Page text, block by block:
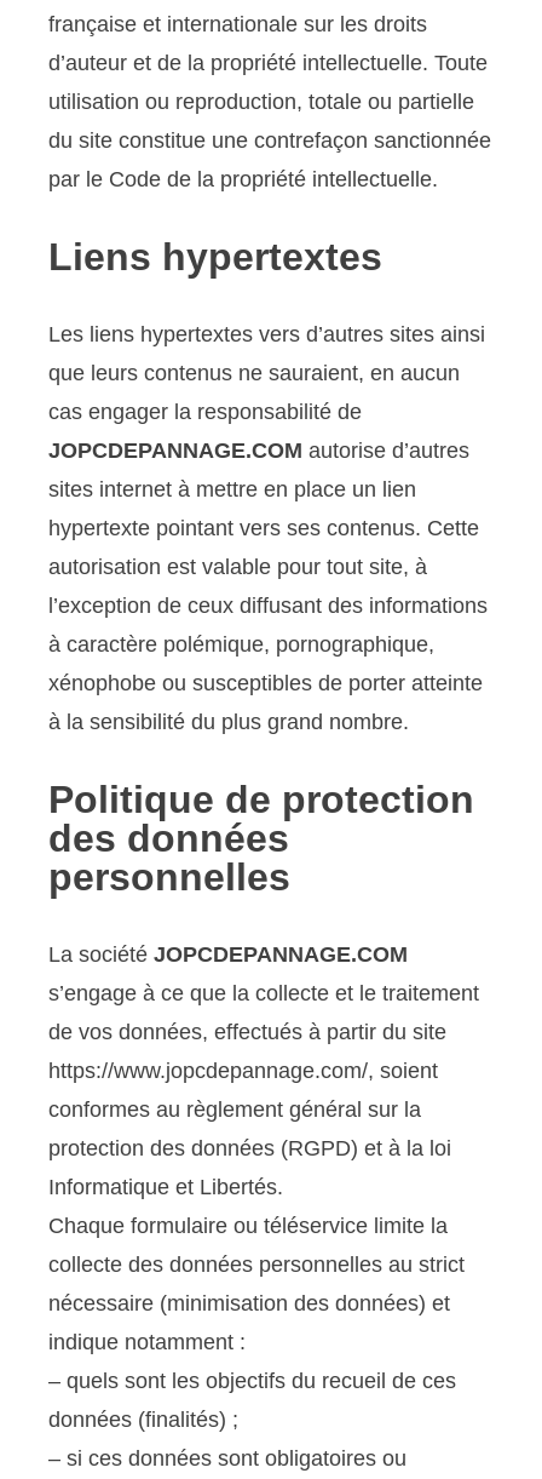
française et internationale sur les droits
d’auteur et de la propriété intellectuelle. Toute
utilisation ou reproduction, totale ou partielle
du site constitue une contrefaçon sanctionnée
par le Code de la propriété intellectuelle.
Liens hypertextes
Les liens hypertextes vers d’autres sites ainsi
que leurs contenus ne sauraient, en aucun
cas engager la responsabilité de
JOPCDEPANNAGE.COM autorise d’autres
sites internet à mettre en place un lien
hypertexte pointant vers ses contenus. Cette
autorisation est valable pour tout site, à
l’exception de ceux diffusant des informations
à caractère polémique, pornographique,
xénophobe ou susceptibles de porter atteinte
à la sensibilité du plus grand nombre.
Politique de protection
des données
personnelles
La société JOPCDEPANNAGE.COM
s’engage à ce que la collecte et le traitement
de vos données, effectués à partir du site
https://www.jopcdepannage.com/, soient
conformes au règlement général sur la
protection des données (RGPD) et à la loi
Informatique et Libertés.
Chaque formulaire ou téléservice limite la
collecte des données personnelles au strict
nécessaire (minimisation des données) et
indique notamment :
– quels sont les objectifs du recueil de ces
données (finalités) ;
– si ces données sont obligatoires ou